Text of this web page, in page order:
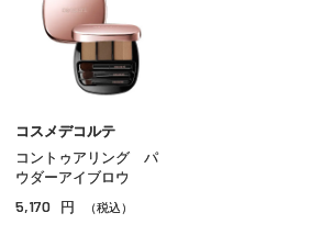
コスメデコルテ
コントゥアリング パ
ウダーアイブロウ
5,170 円 （税込）